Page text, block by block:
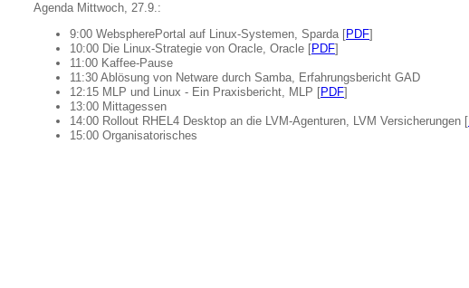
Agenda Mittwoch, 27.9.:
9:00 WebspherePortal auf Linux-Systemen, Sparda [PDF]
10:00 Die Linux-Strategie von Oracle, Oracle [PDF]
11:00 Kaffee-Pause
11:30 Ablösung von Netware durch Samba, Erfahrungsbericht GAD
12:15 MLP und Linux - Ein Praxisbericht, MLP [PDF]
13:00 Mittagessen
14:00 Rollout RHEL4 Desktop an die LVM-Agenturen, LVM Versicherungen [
15:00 Organisatorisches